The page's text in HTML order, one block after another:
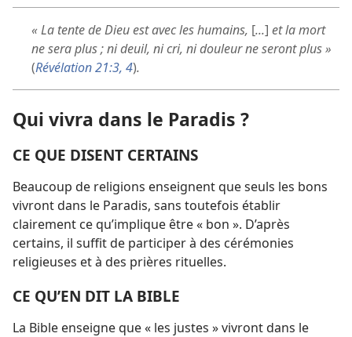
« La tente de Dieu est avec les humains, [...] et la mort
ne sera plus ; ni deuil, ni cri, ni douleur ne seront plus »
(Révélation 21:3, 4).
Qui vivra dans le Paradis ?
CE QUE DISENT CERTAINS
Beaucoup de religions enseignent que seuls les bons
vivront dans le Paradis, sans toutefois établir
clairement ce qu’implique être « bon ». D’après
certains, il suffit de participer à des cérémonies
religieuses et à des prières rituelles.
CE QU’EN DIT LA BIBLE
La Bible enseigne que « les justes » vivront dans le